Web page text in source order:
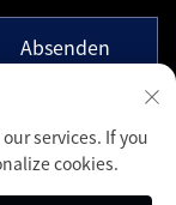
Absenden
services. If you
cookies.